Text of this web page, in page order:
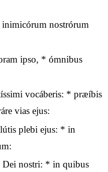
nostrórum
ipso, * ómnibus
vocáberis: * præíbis
vias ejus:
plebi ejus: * in
Dei nostri: * in quibus